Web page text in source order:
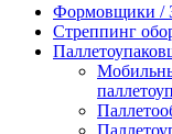
Формовщики /
Стреппинг